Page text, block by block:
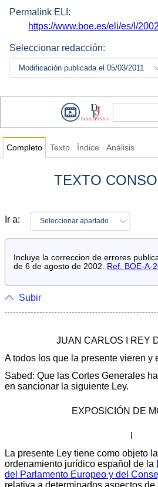
Permalink ELI:
https://www.boe.es/eli/es/l/
Seleccionar redacción:
Modificación publicada el 05/03/2011
Completo Texto Índice Análisis
TEXTO
Ir a: Seleccionar apartado
Incluye la correccion de errores
de 6 de agosto de 2002.
Ref. BOE-A-
Subir
JUAN CARLOS I REY
A todos los que la presente vieren y
Sabed: Que las Cortes Generales
en sancionar la siguiente Ley.
EXPOSICIÓN DE
La presente Ley tiene como objeto
ordenamiento jurídico español de la
del Parlamento Europeo y del
relativa a determinados aspectos